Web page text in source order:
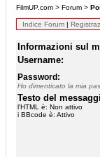
FilmUP.com > Forum >
Indice Forum |
Informazioni sul
Username:
Password:
Ho dimenticato la mia
Testo del
l'HTML è: Non attivo
i BBcode è: Attivo